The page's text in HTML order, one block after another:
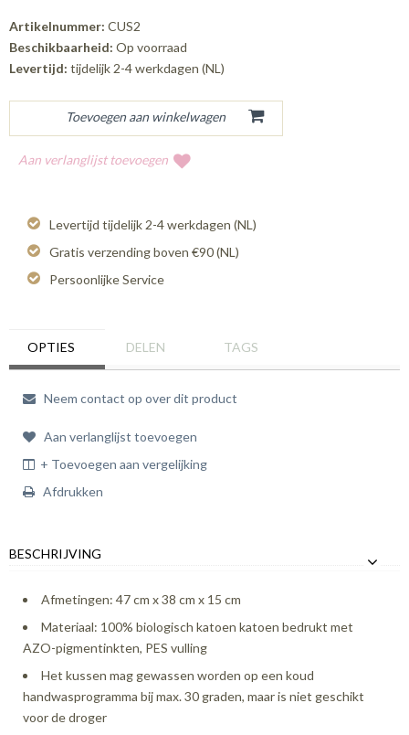
Artikelnummer: CUS2
Beschikbaarheid: Op voorraad
Levertijd: tijdelijk 2-4 werkdagen (NL)
Aan verlanglijst toevoegen
Levertijd tijdelijk 2-4 werkdagen (NL)
Gratis verzending boven €90 (NL)
Persoonlijke Service
OPTIES DELEN TAGS
Neem contact op over dit product
Aan verlanglijst toevoegen
+ Toevoegen aan vergelijking
Afdrukken
BESCHRIJVING
Afmetingen: 47 cm x 38 cm x 15 cm
Materiaal: 100% biologisch katoen katoen bedrukt met
AZO-pigmentinkten, PES vulling
Het kussen mag gewassen worden op een koud
handwasprogramma bij max. 30 graden, maar is niet geschikt
voor de droger